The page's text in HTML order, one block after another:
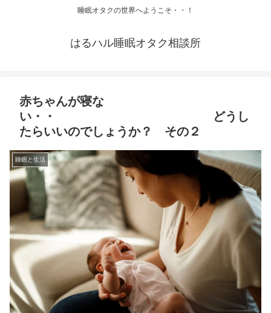
睡眠オタクの世界へようこそ・・！
はるハル睡眠オタク相談所
赤ちゃんが寝な
い・・ どうし
たらいいのでしょうか？ その２
睡眠と生活